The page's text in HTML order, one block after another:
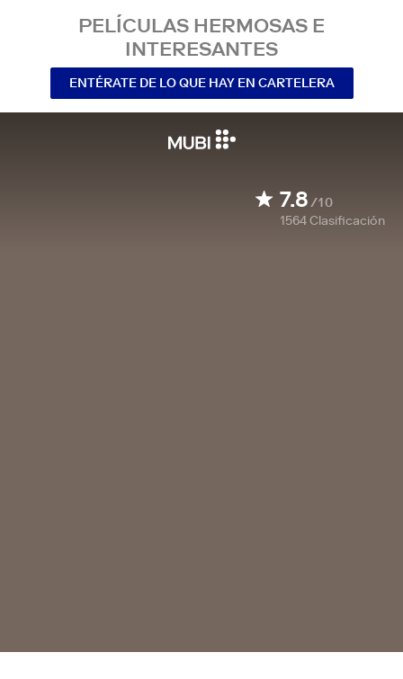
PELÍCULAS HERMOSAS E
INTERESANTES
ENTÉRATE DE LO QUE HAY EN CARTELERA
7.8/10
1564Clasificación